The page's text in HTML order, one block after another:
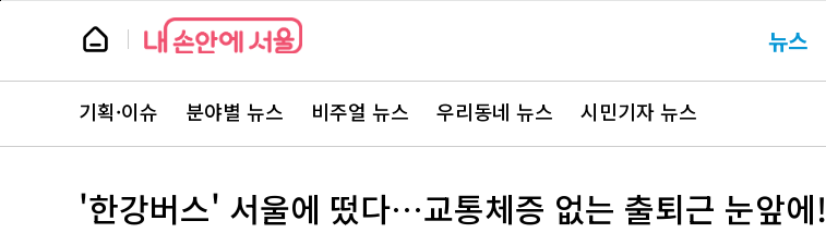
본
뉴
스 요뉴스
뉴
스
주
서
바
기획·이슈 분야별 뉴스 비주얼 뉴스 우리동네 뉴스 시민기자 뉴스
'한강버스' 서울에 떴다…교통체증 없는 출퇴근 눈앞에!
페